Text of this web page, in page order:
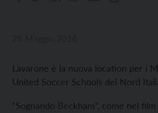
Lavarone è la nuova location per i
United Soccer Schools del Nord
“Sognando Beckham”, come nel